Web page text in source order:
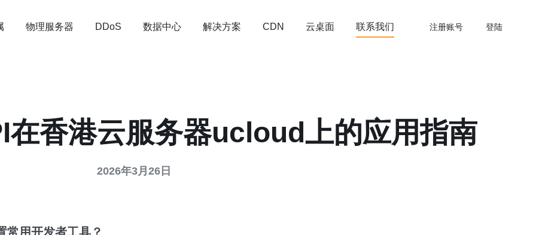
物理服务器 DDoS 数据中心 解决方案 CDN 云桌面 联系我们 注册账号 登陆
在香港云服务器ucloud上的应用指南
2026年3月26日
常用开发者工具？